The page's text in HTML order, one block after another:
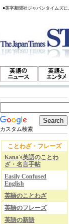
●英字新聞社ジャパンタイムズ
カスタム検索
ことわざ・フレーズ
Kana's英語のことわ
ざ・名言手帖
Easily Confused
English
英語のことわざ
英語のフレーズ
英語の新語